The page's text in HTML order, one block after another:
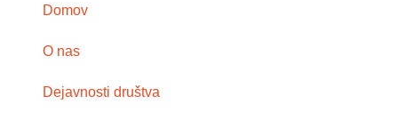
Domov
O nas
Dejavnosti društva